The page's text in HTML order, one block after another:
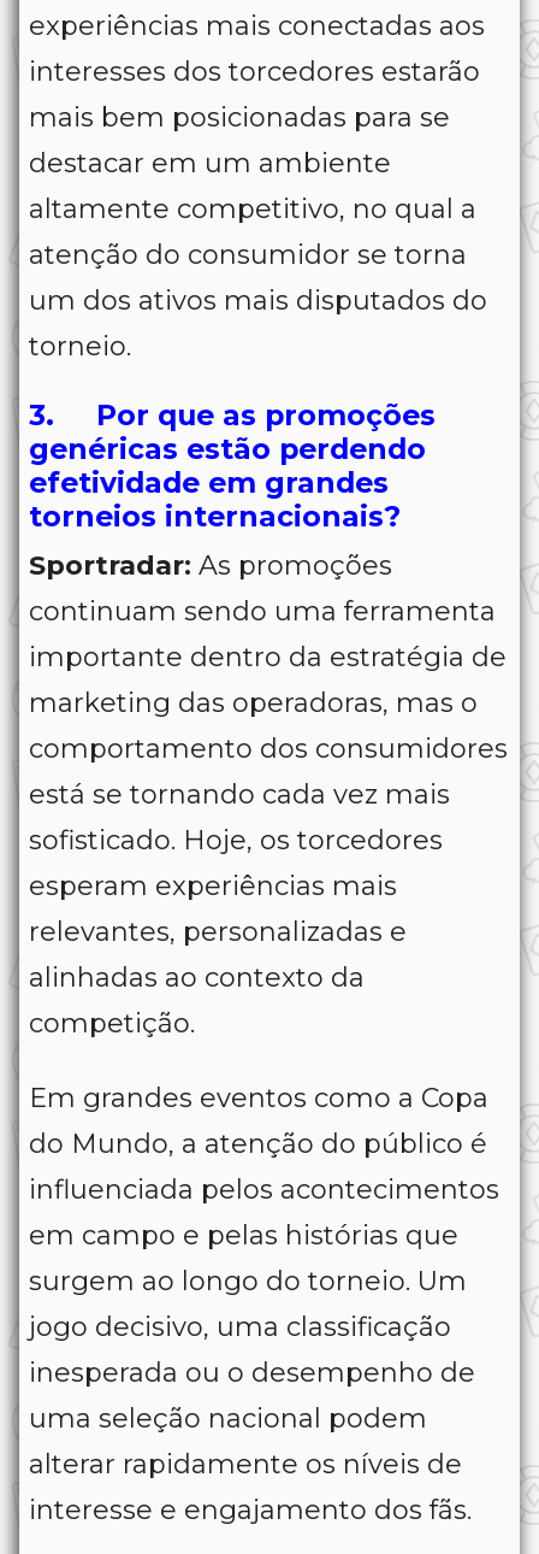
experiências mais conectadas aos
interesses dos torcedores estarão
mais bem posicionadas para se
destacar em um ambiente
altamente competitivo, no qual a
atenção do consumidor se torna
um dos ativos mais disputados do
torneio.
3. Por que as promoções
genéricas estão perdendo
efetividade em grandes
torneios internacionais?
Sportradar: As promoções
continuam sendo uma ferramenta
importante dentro da estratégia de
marketing das operadoras, mas o
comportamento dos consumidores
está se tornando cada vez mais
sofisticado. Hoje, os torcedores
esperam experiências mais
relevantes, personalizadas e
alinhadas ao contexto da
competição.
Em grandes eventos como a Copa
do Mundo, a atenção do público é
influenciada pelos acontecimentos
em campo e pelas histórias que
surgem ao longo do torneio. Um
jogo decisivo, uma classificação
inesperada ou o desempenho de
uma seleção nacional podem
alterar rapidamente os níveis de
interesse e engajamento dos fãs.